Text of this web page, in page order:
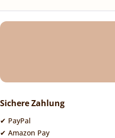
Sichere Zahlung
✔ PayPal
✔ Amazon Pay